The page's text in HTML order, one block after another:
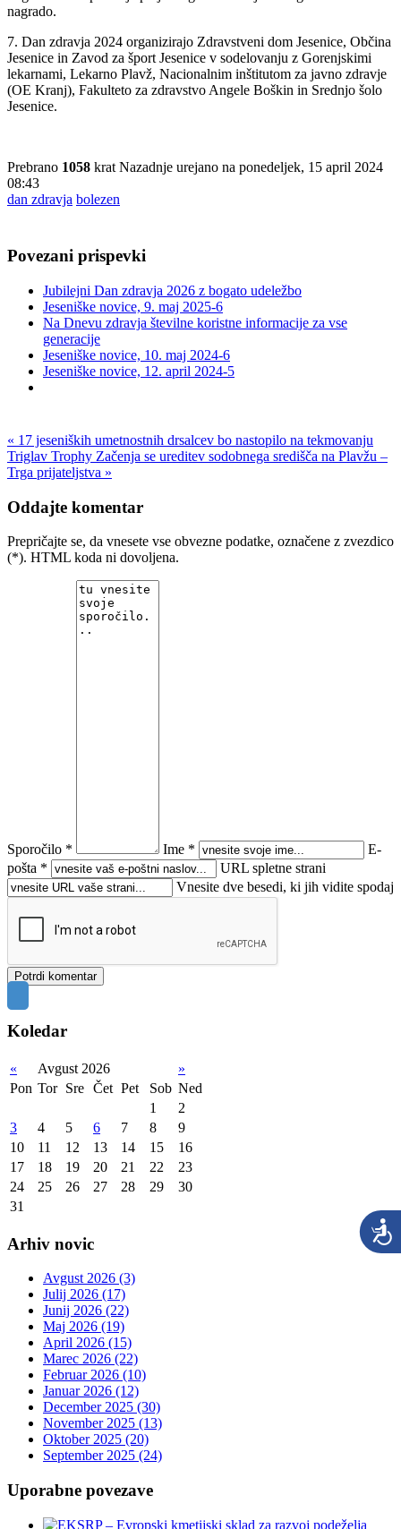
nagrado.
7. Dan zdravja 2024 organizirajo Zdravstveni dom Jesenice, Občina
Jesenice in Zavod za šport Jesenice v sodelovanju z Gorenjskimi
lekarnami, Lekarno Plavž, Nacionalnim inštitutom za javno zdravje
(OE Kranj), Fakulteto za zdravstvo Angele Boškin in Srednjo šolo
Jesenice.
Prebrano 1058 krat Nazadnje urejano na ponedeljek, 15 april 2024
08:43
dan zdravja bolezen
Povezani prispevki
Jubilejni Dan zdravja 2026 z bogato udeležbo
Jeseniške novice, 9. maj 2025-6
Na Dnevu zdravja številne koristne informacije za vse
generacije
Jeseniške novice, 10. maj 2024-6
Jeseniške novice, 12. april 2024-5
« 17 jeseniških umetnostnih drsalcev bo nastopilo na tekmovanju
Triglav Trophy Začenja se ureditev sodobnega središča na Plavžu –
Trga prijateljstva »
Oddajte komentar
Prepričajte se, da vnesete vse obvezne podatke, označene z zvezdico
(*). HTML koda ni dovoljena.
Sporočilo * Ime *
E-
pošta *
URL spletne strani
Vnesite dve besedi, ki jih vidite spodaj
Koledar
« Avgust 2026
»
Pon Tor Sre Čet Pet Sob Ned
1
2
3
4 5 6 7 8
9
10
11 12 13 14 15
16
17
18 19 20 21 22
23
24
25 26 27 28 29
30
31
Arhiv novic
Avgust 2026 (3)
Julij 2026 (17)
Junij 2026 (22)
Maj 2026 (19)
April 2026 (15)
Marec 2026 (22)
Februar 2026 (10)
Januar 2026 (12)
December 2025 (30)
November 2025 (13)
Oktober 2025 (20)
September 2025 (24)
Uporabne povezave